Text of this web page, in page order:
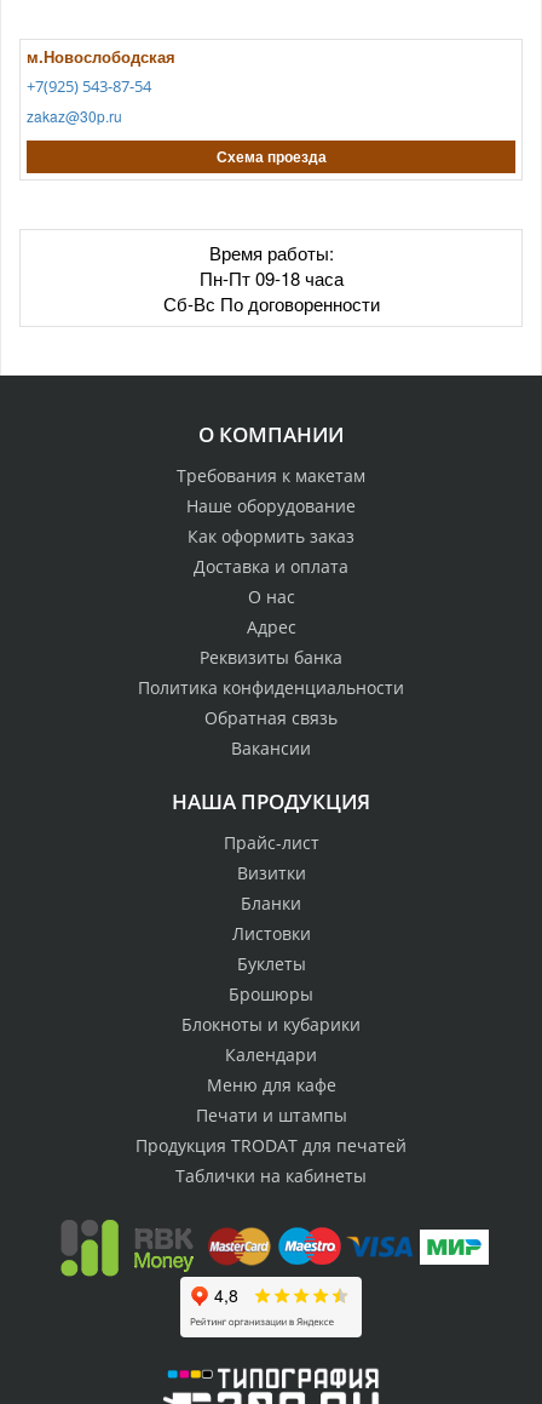
м.Новослободская
+7(925) 543-87-54
zakaz@30p.ru
Схема проезда
Время работы:
Пн-Пт 09-18 часа
Сб-Вс По договоренности
О КОМПАНИИ
Требования к макетам
Наше оборудование
Как оформить заказ
Доставка и оплата
О нас
Адрес
Реквизиты банка
Политика конфиденциальности
Обратная связь
Вакансии
НАША ПРОДУКЦИЯ
Прайс-лист
Визитки
Бланки
Листовки
Буклеты
Брошюры
Блокноты и кубарики
Календари
Меню для кафе
Печати и штампы
Продукция TRODAT для печатей
Таблички на кабинеты